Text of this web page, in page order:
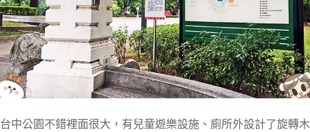
台中公園不錯裡面很大，有兒童遊樂設施、廁所外設計了旋轉木